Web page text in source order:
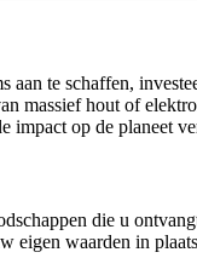
te schaffen,
hout of
impact op de planeet
die u
eigen waarden in